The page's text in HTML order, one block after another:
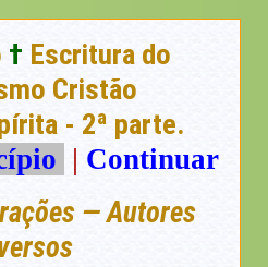
† Escritura do
Cristão
- 2ª parte.
| Continuar
— Autores